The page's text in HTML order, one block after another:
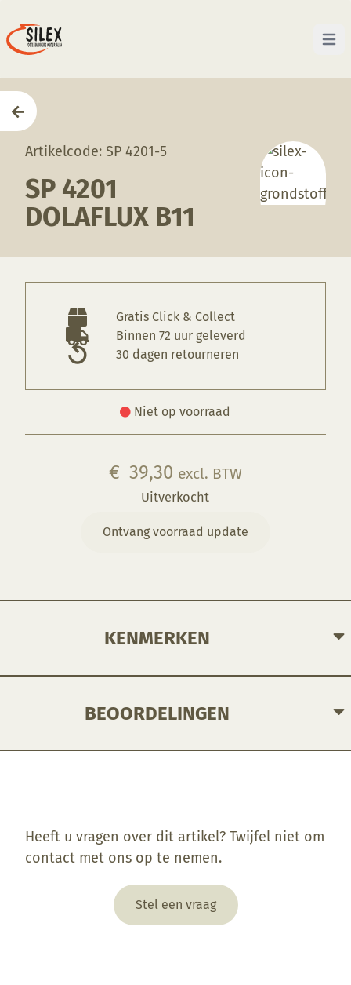
Open
Artikelcode: SP 4201-5
SP 4201
DOLAFLUX B11
Gratis Click & Collect
Binnen 72 uur geleverd
30 dagen retourneren
Niet op voorraad
€ 39,30 excl. BTW
Uitverkocht
Ontvang voorraad update
KENMERKEN
BEOORDELINGEN
Heeft u vragen over dit artikel? Twijfel niet om
contact met ons op te nemen.
Stel een vraag